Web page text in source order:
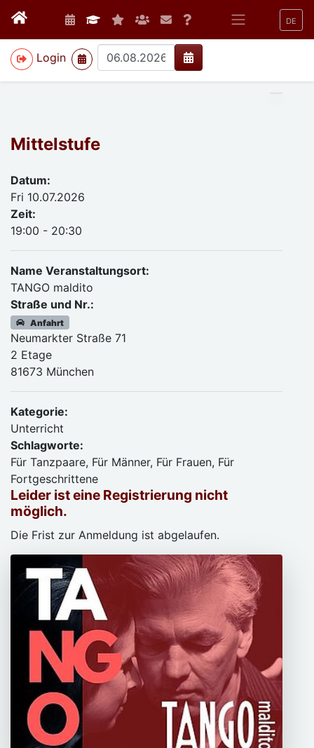
DE
Login
>
Mittelstufe
Datum:
Fri 10.07.2026
Zeit:
19:00 - 20:30
Name Veranstaltungsort:
TANGO maldito
Straße und Nr.:
Anfahrt
Neumarkter Straße 71
2 Etage
81673 München
Kategorie:
Unterricht
Schlagworte:
Für Tanzpaare, Für Männer, Für Frauen, Für
Fortgeschrittene
Leider ist eine Registrierung nicht
möglich.
Die Frist zur Anmeldung ist abgelaufen.